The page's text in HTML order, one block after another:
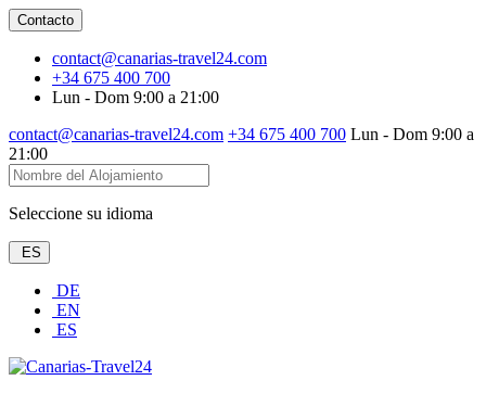
Contacto
contact@canarias-travel24.com
+34 675 400 700
Lun - Dom 9:00 a 21:00
contact@canarias-travel24.com +34 675 400 700 Lun - Dom 9:00 a
21:00
Seleccione su idioma
ES
DE
EN
ES